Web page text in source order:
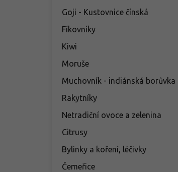
Goji - Kustovnice čínská
Fíkovníky
Kiwi
Moruše
Muchovník - indiánská borůvka
Rakytníky
Netradiční ovoce a zelenina
Citrusy
Bylinky a koření, léčivky
Čemeřice